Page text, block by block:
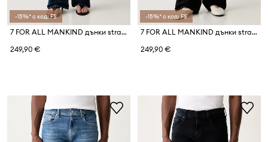
-15%* с код: FS
7 FOR ALL MANKIND дънки straight дамски
249,90 €
-15%* с код: FS
7 FOR ALL MANKIND дънки straight дамски
249,90 €